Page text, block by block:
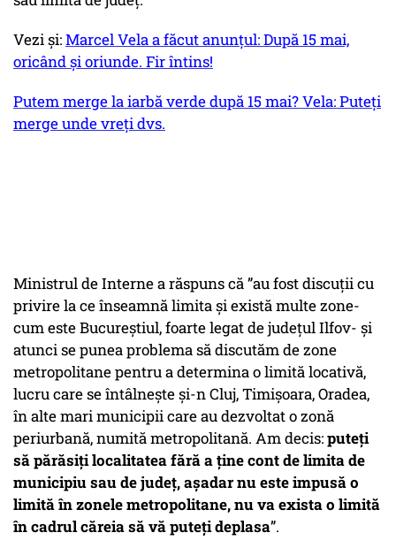
Vezi și:Marcel Vela a făcut anunțul: După 15 mai,
oricând și oriunde. Fir întins!
Putem merge la iarbă verde după 15 mai? Vela: Puteți
merge unde vreți dvs.
Ministrul de Interne a răspuns că ”au fost discuții cu
privire la ce înseamnă limita și există multe zone-
cum este Bucureștiul, foarte legat de județul Ilfov- și
atunci se punea problema să discutăm de zone
metropolitane pentru a determina o limită locativă,
lucru care se întâlnește și-n Cluj, Timișoara, Oradea,
în alte mari municipii care au dezvoltat o zonă
periurbană, numită metropolitană. Am decis:puteți
să părăsiți localitatea fără a ține cont de limita de
municipiu sau de județ, așadar nu este impusă o
limită în zonele metropolitane, nu va exista o limită
în cadrul căreia să vă puteți deplasa”.